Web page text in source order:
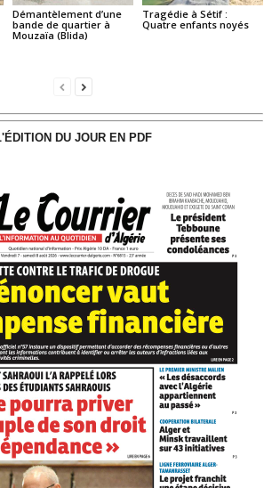
Démantèlement d’une
bande de quartier à
Mouzaïa (Blida)
Tragédie à Sétif :
Quatre enfants noyés
DU JOUR EN PDF